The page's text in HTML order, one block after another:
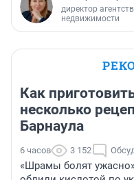
директор
недвижимости
Как
несколько
Барнаула
6 часов 3 152
«Шрамы болят